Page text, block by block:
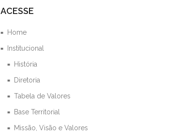
ACESSE
Home
Institucional
História
Diretoria
Tabela de Valores
Base Territorial
Missão, Visão e Valores